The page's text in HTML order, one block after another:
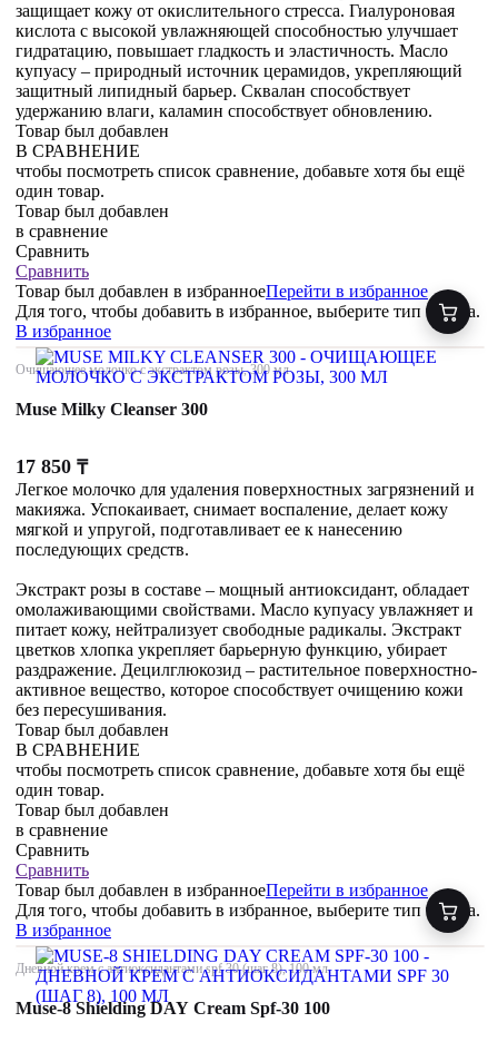
защищает кожу от окислительного стресса. Гиалуроновая
кислота с высокой увлажняющей способностью улучшает
гидратацию, повышает гладкость и эластичность. Масло
купуасу – природный источник церамидов, укрепляющий
защитный липидный барьер. Сквалан способствует
удержанию влаги, каламин способствует обновлению.
Товар был добавлен
В СРАВНЕНИЕ
чтобы посмотреть список сравнение, добавьте хотя бы ещё
один товар.
Товар был добавлен
в сравнение
Сравнить
Сравнить
Товар был добавлен в избранноеПерейти в избранное
Для того, чтобы добавить в избранное, выберите тип товара.
В избранное
Очищающее молочко с экстрактом розы, 300 мл
Muse Milky Cleanser 300
17 850 ₸
Легкое молочко для удаления поверхностных загрязнений и
макияжа. Успокаивает, снимает воспаление, делает кожу
мягкой и упругой, подготавливает ее к нанесению
последующих средств.
Экстракт розы в составе – мощный антиоксидант, обладает
омолаживающими свойствами. Масло купуасу увлажняет и
питает кожу, нейтрализует свободные радикалы. Экстракт
цветков хлопка укрепляет барьерную функцию, убирает
раздражение. Децилглюкозид – растительное поверхностно-
активное вещество, которое способствует очищению кожи
без пересушивания.
Товар был добавлен
В СРАВНЕНИЕ
чтобы посмотреть список сравнение, добавьте хотя бы ещё
один товар.
Товар был добавлен
в сравнение
Сравнить
Сравнить
Товар был добавлен в избранноеПерейти в избранное
Для того, чтобы добавить в избранное, выберите тип товара.
В избранное
Дневной крем с антиоксидантами spf 30 (шаг 8), 100 мл
Muse-8 Shielding DAY Cream Spf-30 100